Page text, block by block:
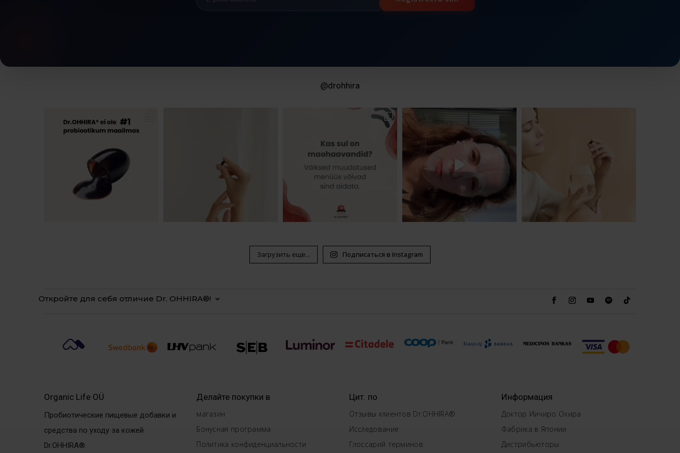
@drohhira
Загрузить еще... Подписаться в Instagram
Откройте для себя отличие Dr. OHHIRA®!
Organic Life OÜ
Пробиотические пищевые добавки и
средства по уходу за кожей
Dr.OHHIRA®.
Делайте покупки в
магазин
Бонусная программа
Политика конфиденциальности
Цит. по
Отзывы клиентов Dr.OHHIRA®
Исследование
Глоссарий терминов
Информация
Доктор Иичиро Охира
Фабрика в Японии
Дистрибьюторы